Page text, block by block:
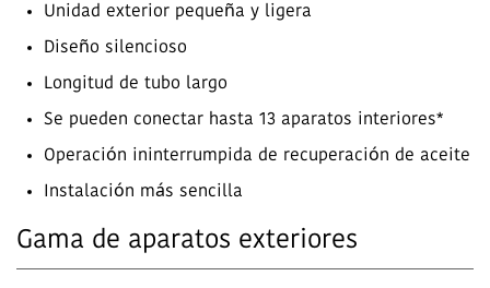
Unidad exterior pequeña y ligera
Diseño silencioso
Longitud de tubo largo
Se pueden conectar hasta 13 aparatos interiores*
Operación ininterrumpida de recuperación de aceite
Instalación más sencilla
Gama de aparatos exteriores